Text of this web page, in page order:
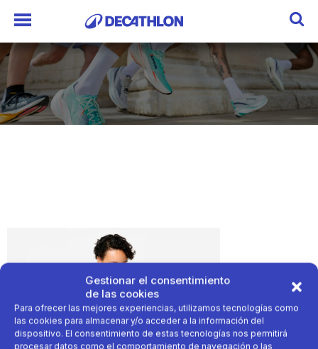
Gestionar el consentimiento
de las cookies
Para ofrecer las mejores experiencias, utilizamos tecnologías como
las cookies para almacenar y/o acceder a la información del
dispositivo. El consentimiento de estas tecnologías nos permitirá
procesar datos como el comportamiento de navegación o las